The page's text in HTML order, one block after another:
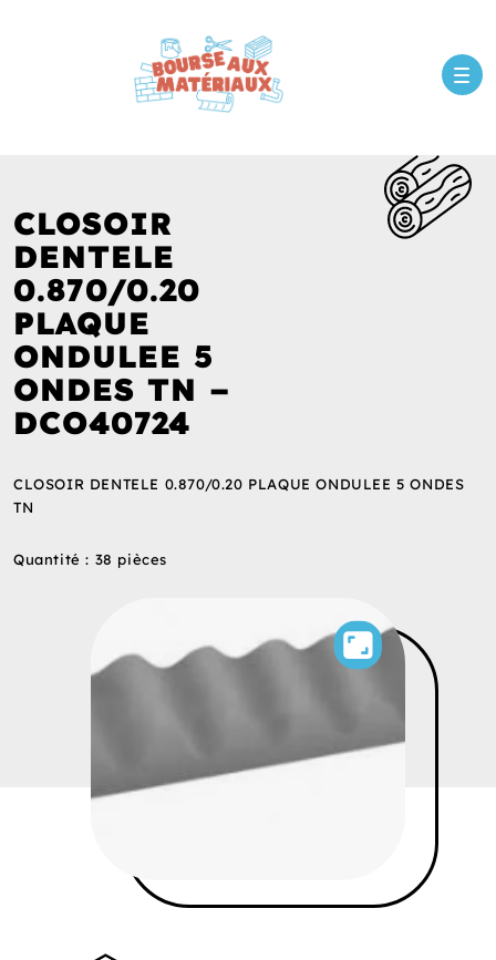
CLOSOIR
DENTELE
0.870/0.20
PLAQUE
ONDULEE 5
ONDES TN –
DCO40724
CLOSOIR DENTELE 0.870/0.20 PLAQUE ONDULEE 5 ONDES
TN
Quantité : 38 pièces